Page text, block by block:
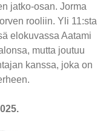
jatko-osan. Jorma
rooliin. Yli 11:sta
elokuvassa Aatami
mutta joutuu
kanssa, joka on